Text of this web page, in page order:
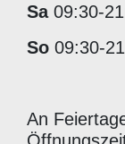
Sa09:30-
So 09:30-
An